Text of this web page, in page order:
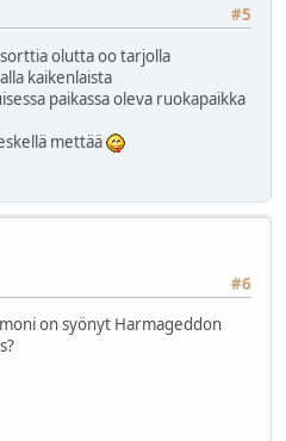
#5
olutta oo tarjolla
kaikenlaista
paikassa oleva ruokapaikka
mettää
#6
on syönyt Harmageddon